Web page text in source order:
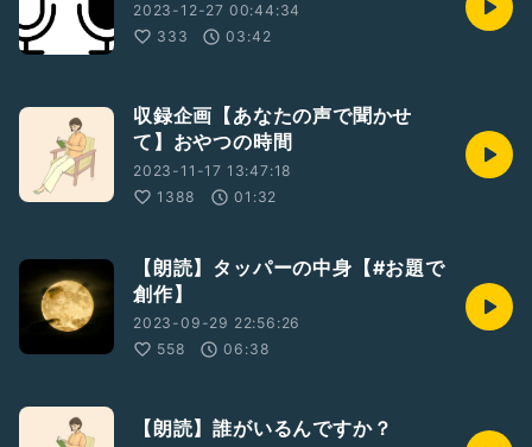
2023-12-27 00:44:34
333
03:42
収録企画【あなたの声で聞かせ
て】おやつの時間
2023-11-17 13:47:18
1388
01:32
【朗読】タッパーの中身【#お題で
創作】
2023-09-29 22:56:26
558
06:38
【朗読】誰がいるんですか？